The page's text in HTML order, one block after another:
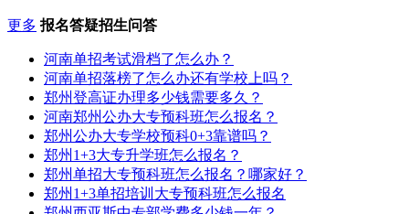
更多 报名答疑招生问答
河南单招考试滑档了怎么办？
河南单招落榜了怎么办还有学校上吗？
郑州登高证办理多少钱需要多久？
河南郑州公办大专预科班怎么报名？
郑州公办大专学校预科0+3靠谱吗？
郑州1+3大专升学班怎么报名？
郑州单招大专预科班怎么报名？哪家好？
郑州1+3单招培训大专预科班怎么报名